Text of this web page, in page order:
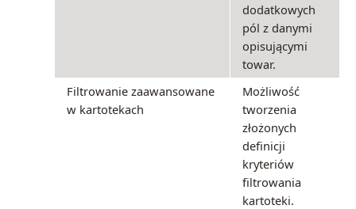
dodatkowych
pól z danymi
opisującymi
towar.
Filtrowanie zaawansowane
w kartotekach
Możliwość
tworzenia
złożonych
definicji
kryteriów
filtrowania
kartoteki.